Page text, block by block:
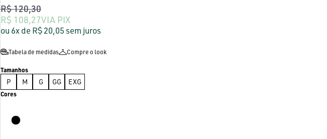
R$ 108,27VIA PIX
R$ 120,30
6x R$ 20,05sem juros
Tabela de medidas Compre o look
P M G GG EXG